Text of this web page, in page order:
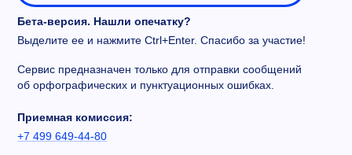
Бета-версия. Нашли опечатку?
Выделите ее и нажмите Ctrl+Enter. Спасибо за участие!
Сервис предназначен только для отправки сообщений
об орфографических и пунктуационных ошибках.
Приемная комиссия:
+7 499 649-44-80